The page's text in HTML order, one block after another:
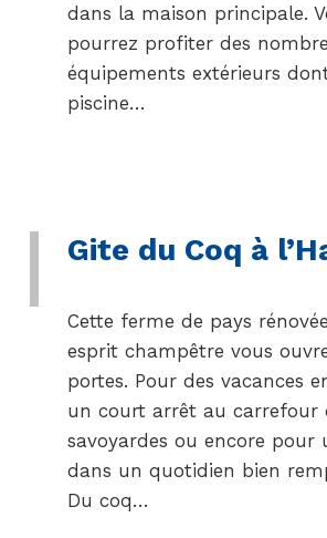
dans la maison principale.
pourrez profiter des
équipements extérieurs
piscine…
Gite du Coq à
Cette ferme de pays
esprit champêtre vous
portes. Pour des vacances
un court arrêt au carrefour
savoyardes ou encore pour
dans un quotidien bien
Du coq…